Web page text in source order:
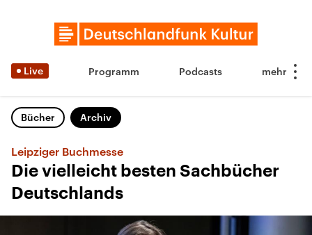
Live Programm Podcasts
Bücher Archiv
Leipziger Buchmesse
Die vielleicht besten Sachbücher
Deutschlands